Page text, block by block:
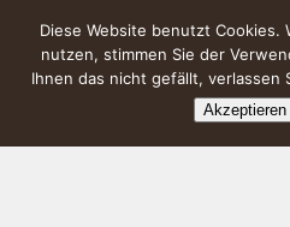
Diese Website benutzt Cookies.
nutzen, stimmen Sie der
Ihnen das nicht gefällt, verlassen
Akzeptieren